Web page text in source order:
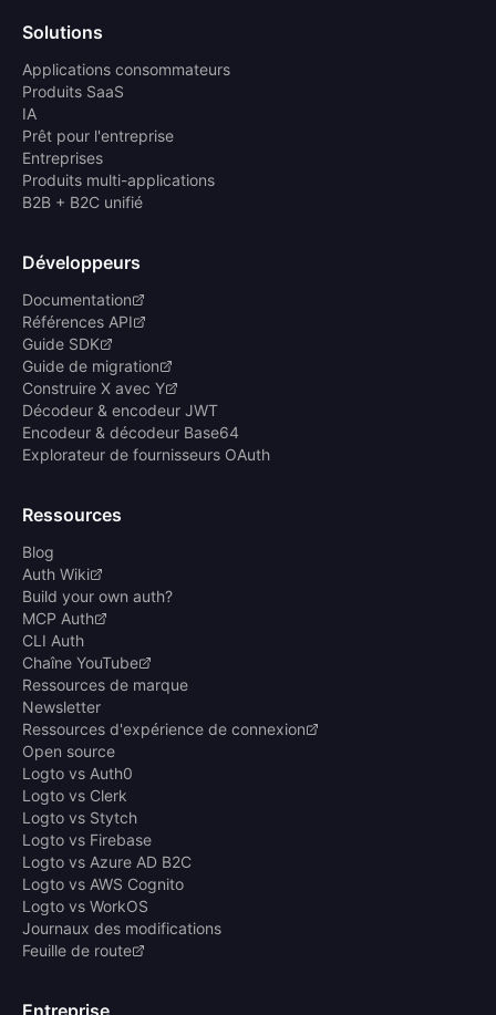
Solutions
Applications consommateurs
Produits SaaS
IA
Prêt pour l'entreprise
Entreprises
Produits multi-applications
B2B + B2C unifié
Développeurs
Documentation
Références API
Guide SDK
Guide de migration
Construire X avec Y
Décodeur & encodeur JWT
Encodeur & décodeur Base64
Explorateur de fournisseurs OAuth
Ressources
Blog
Auth Wiki
Build your own auth?
MCP Auth
CLI Auth
Chaîne YouTube
Ressources de marque
Newsletter
Ressources d'expérience de connexion
Open source
Logto vs Auth0
Logto vs Clerk
Logto vs Stytch
Logto vs Firebase
Logto vs Azure AD B2C
Logto vs AWS Cognito
Logto vs WorkOS
Journaux des modifications
Feuille de route
Entreprise